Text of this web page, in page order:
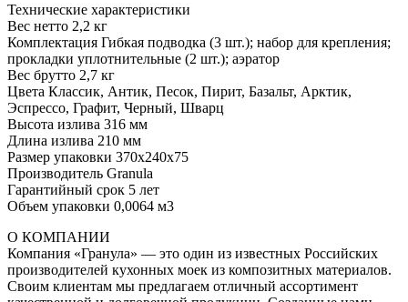
Технические характеристики
Вес нетто 2,2 кг
Комплектация Гибкая подводка (3 шт.); набор для крепления;
прокладки уплотнительные (2 шт.); аэратор
Вес брутто 2,7 кг
Цвета Классик, Антик, Песок, Пирит, Базальт, Арктик,
Эспрессо, Графит, Черный, Шварц
Высота излива 316 мм
Длина излива 210 мм
Размер упаковки 370x240x75
Производитель Granula
Гарантийный срок 5 лет
Объем упаковки 0,0064 м3
О КОМПАНИИ
Компания «Гранула» — это один из известных Российских
производителей кухонных моек из композитных материалов.
Своим клиентам мы предлагаем отличный ассортимент